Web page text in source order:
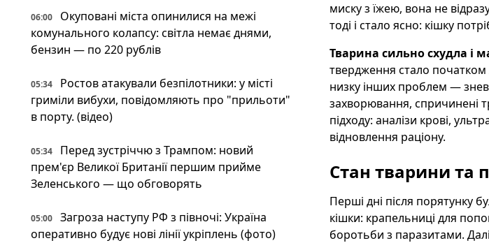
06:00
Окуповані міста опинилися на межі
комунального колапсу: світла немає днями,
бензин — по 220 рублів
05:34
Ростов атакували безпілотники: у місті
гриміли вибухи, повідомляють про "прильоти"
в порту. (відео)
05:34
Перед зустріччю з Трампом: новий
прем'єр Великої Британії першим прийме
Зеленського — що обговорять
05:00
Загроза наступу РФ з півночі: Україна
оперативно будує нові лінії укріплень (фото)
миску з їжею, вона не
тоді і стало ясно: кішку
Тварина сильно схудла і
твердження стало початком
низку інших проблем —
захворювання, спричинені
підходу: аналізи крові,
відновлення раціону.
Стан тварини та
Перші дні після порятунку
кішки: крапельниці для
боротьби з паразитами.